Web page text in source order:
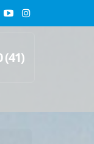
(41)